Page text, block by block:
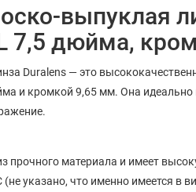
выпуклая
7,5 дюйма,
Duralens — это
и кромкой 9,65 мм. Она идеально
прочного материала и имеет
указано, что именно имеется в